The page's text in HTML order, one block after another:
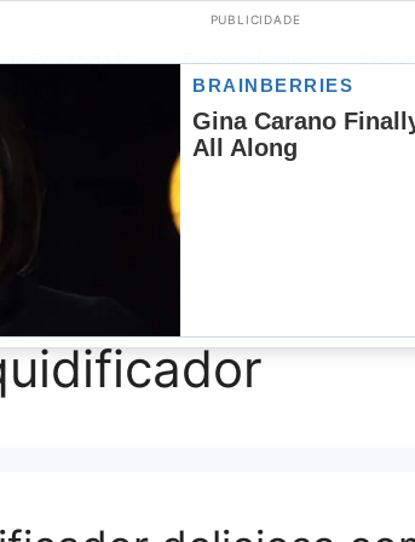
Privacidade Termos de Uso
Lanches Limpeza
Sopas
PUBLICIDADE